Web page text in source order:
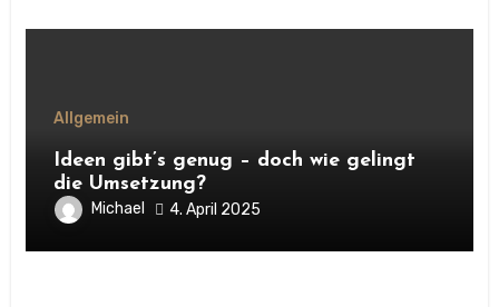
Allgemein
Ideen gibt’s genug – doch wie gelingt
die Umsetzung?
Michael 4. April 2025